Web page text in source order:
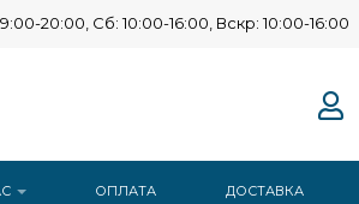
20:00, Сб: 10:00-16:00, Вскр: 10:00-16:00
ОПЛАТА ДОСТАВКА